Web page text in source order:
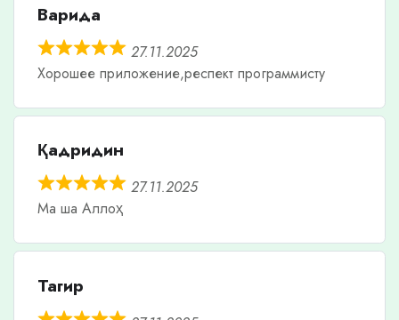
Варида
27.11.2025
Хорошее приложение,респект программисту
Қадридин
27.11.2025
Ма ша Аллоҳ
Тагир